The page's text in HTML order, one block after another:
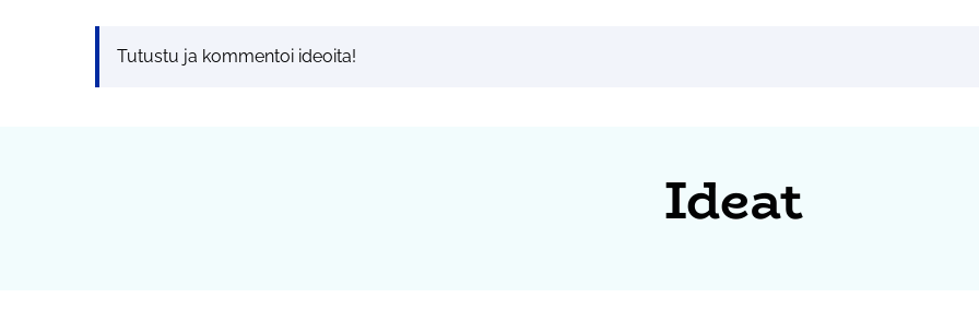
Tutustu ja kommentoi ideoita!
Ideat